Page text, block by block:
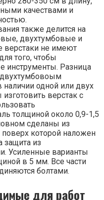
качествами и
также делится на
двухтумбовые и
верстаки не имеют
того, чтобы
инструменты. Разница
наличии одной или двух
верстак с
толщиной около 0,9-1,5
сделаны из
которой наложен
защита из
Усиленные варианты
в 5 мм. Все части
болтами.
для работ